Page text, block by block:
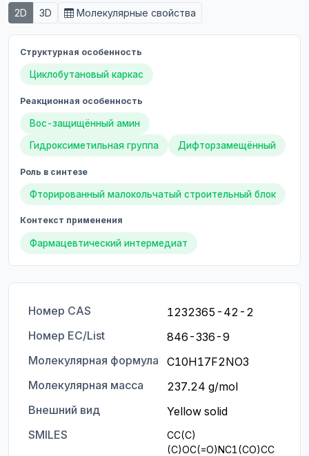
2D 3D Молекулярные свойства
Структурная особенность
Циклобутановый каркас
Реакционная особенность
Boc-защищённый амин
Гидроксиметильная группа
Дифторзамещённый
Роль в синтезе
Фторированный малокольчатый строительный блок
Контекст применения
Фармацевтический интермедиат
Номер CAS
1232365-42-2
Номер EC/List
846-336-9
Молекулярная формула
C10H17F2NO3
Молекулярная масса
237.24 g/mol
Внешний вид
Yellow solid
SMILES
CC(C)
(C)OC(=O)NC1(CO)CC